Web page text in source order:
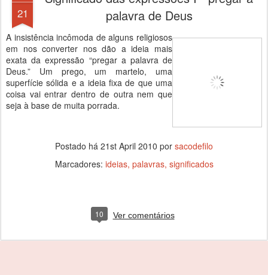
21
palavra de Deus
A insistência incômoda de alguns religiosos
em nos converter nos dão a ideia mais
exata da expressão “pregar a palavra de
Deus.” Um prego, um martelo, uma
superfície sólida e a ideia fixa de que uma
coisa vai entrar dentro de outra nem que
seja à base de muita porrada.
Postado há 21st April 2010 por sacodefilo
Marcadores: ideias palavras significados
10 Ver comentários